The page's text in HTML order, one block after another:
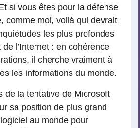
si vous êtes pour la défense
comme moi, voilà qui devrait
les plus profondes
l’Internet : en cohérence
il cherche vraiment à
les informations du monde.
de la tentative de Microsoft
sa position de plus grand
au monde pour